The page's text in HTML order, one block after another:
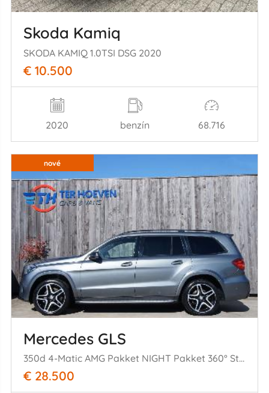
Skoda Kamiq
SKODA KAMIQ 1.0TSI DSG 2020
€ 10.500
2020 benzín 68.716
nové
Mercedes GLS
350d 4-Matic AMG Pakket NIGHT Pakket 360° Standkachel 190KW Euro 6
€ 28.500